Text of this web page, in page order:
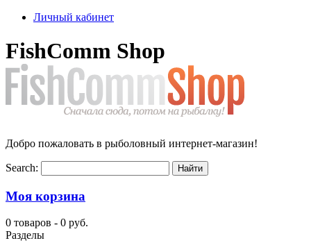
Личный кабинет
FishComm Shop
Добро пожаловать в рыболовный интернет-магазин!
Search:
Моя корзина
0 товаров - 0 руб.
Разделы